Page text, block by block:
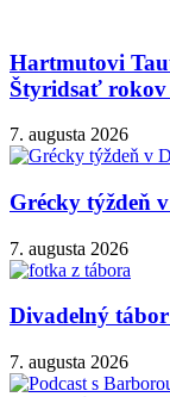
Hartmutovi
Štyridsať rokov
7. augusta 2026
Grécky týždeň
7. augusta 2026
Divadelný
7. augusta 2026